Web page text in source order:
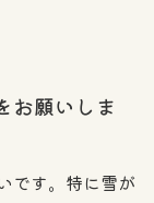
お願いしま
です。特に雪が